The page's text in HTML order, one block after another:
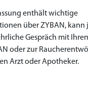
enthält wichtige
über ZYBAN, kann
Gespräch mit
oder zur
Arzt oder Apotheker.